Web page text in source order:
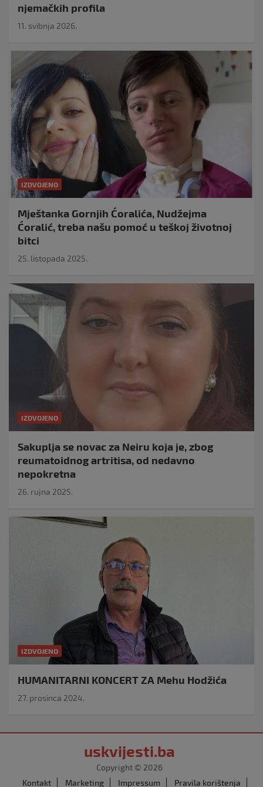
njemačkih profila
11. svibnja 2026.
IZDVOJENO
Mještanka Gornjih Ćoralića, Nudžejma
Ćoralić, treba našu pomoć u teškoj životnoj
bitci
25. listopada 2025.
IZDVOJENO
Sakuplja se novac za Neiru koja je, zbog
reumatoidnog artritisa, od nedavno
nepokretna
26. rujna 2025.
IZDVOJENO
HUMANITARNI KONCERT ZA Mehu Hodžića
27. prosinca 2024.
uskvijesti.ba
Copyright © 2026
Kontakt
Marketing Impressum Pravila korištenja